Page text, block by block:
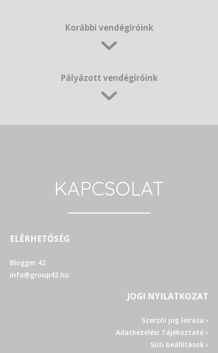
Korábbi vendégíróink
Pályázott vendégíróink
KAPCSOLAT
ELÉRHETŐSÉG
Blogger 42
info@group42.hu
JOGI NYILATKOZAT
Szerzői jog leírása ›
Adatkezelési Tájékoztató ›
Süti beállítások ›